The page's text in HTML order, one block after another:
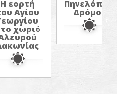
Η εορτή
Αγίου
χωριό
Δρόμος